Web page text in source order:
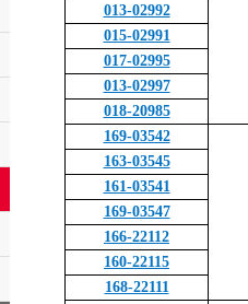
013-02992
015-02991
017-02995
013-02997
018-20985
169-03542
163-03545
161-03541
169-03547
166-22112
160-22115
168-22111